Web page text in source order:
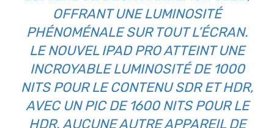
OFFRANT UNE LUMINOSITÉ
PHÉNOMÉNALE SUR TOUT L’ÉCRAN.
LE NOUVEL IPAD PRO ATTEINT UNE
INCROYABLE LUMINOSITÉ DE 1000
NITS POUR LE CONTENU SDR ET HDR,
AVEC UN PIC DE 1600 NITS POUR LE
HDR. AUCUNE AUTRE APPAREIL DE